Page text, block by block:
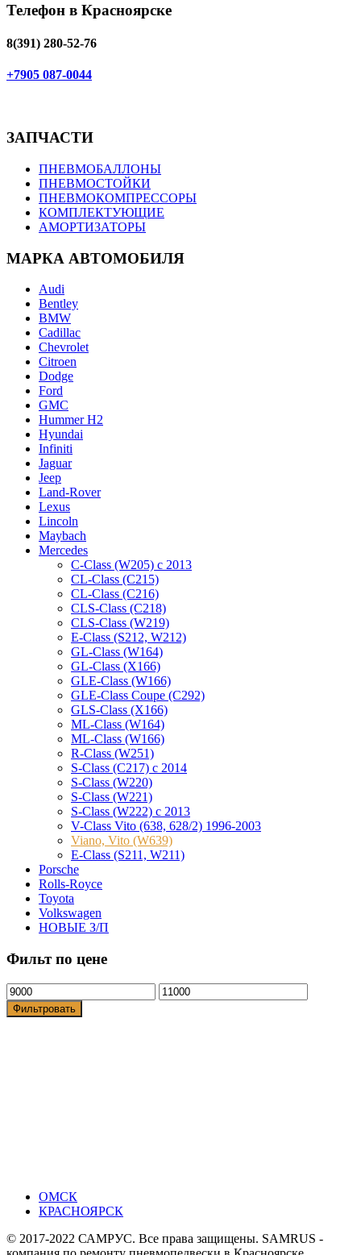
Телефон в Красноярске
8(391) 280-52-76
+7905 087-0044
ЗАПЧАСТИ
ПНЕВМОБАЛЛОНЫ
ПНЕВМОСТОЙКИ
ПНЕВМОКОМПРЕССОРЫ
КОМПЛЕКТУЮЩИЕ
АМОРТИЗАТОРЫ
МАРКА АВТОМОБИЛЯ
Audi
Bentley
BMW
Cadillac
Chevrolet
Citroen
Dodge
Ford
GMC
Hummer H2
Hyundai
Infiniti
Jaguar
Jeep
Land-Rover
Lexus
Lincoln
Maybach
Mercedes
C-Class (W205) с 2013
CL-Class (C215)
CL-Class (C216)
CLS-Class (C218)
CLS-Class (W219)
E-Class (S212, W212)
GL-Class (W164)
GL-Class (X166)
GLE-Class (W166)
GLE-Class Coupe (C292)
GLS-Class (X166)
ML-Class (W164)
ML-Class (W166)
R-Class (W251)
S-Class (C217) с 2014
S-Class (W220)
S-Class (W221)
S-Class (W222) с 2013
V-Class Vito (638, 628/2) 1996-2003
Viano, Vito (W639)
Е-Class (S211, W211)
Porsche
Rolls-Royce
Toyota
Volkswagen
НОВЫЕ З/П
Фильт по цене
Фильтровать
ОМСК
КРАСНОЯРСК
© 2017-2022 САМРУС. Все права защищены. SAMRUS -